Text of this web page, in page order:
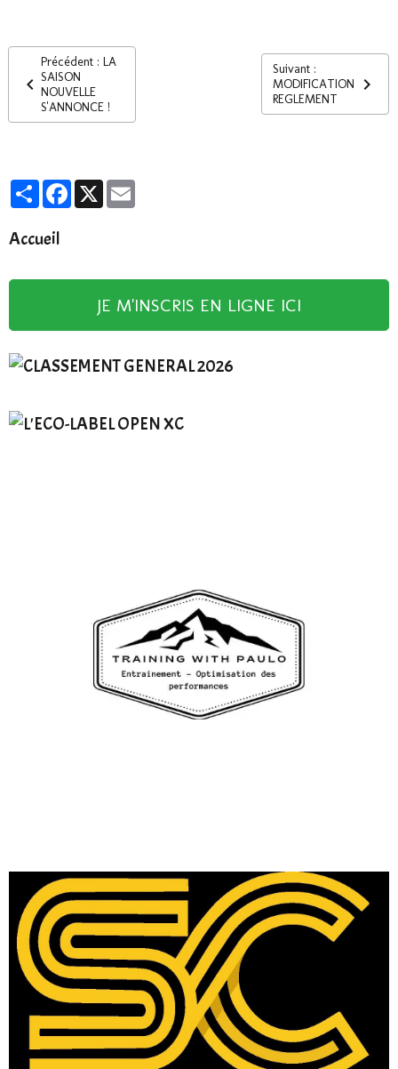
Précédent : LA
SAISON
NOUVELLE
S'ANNONCE !
Suivant :
MODIFICATION
REGLEMENT
PartagerFacebook
X
Accueil
JE M'INSCRIS EN LIGNE ICI